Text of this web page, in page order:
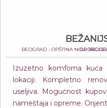
BEOGRAD • OPŠTINA NOVI BEOGRAD •
Izuzetno komforna
lokaciji. Kompletno
useljiva. Mogućnost
nameštaja i opreme.